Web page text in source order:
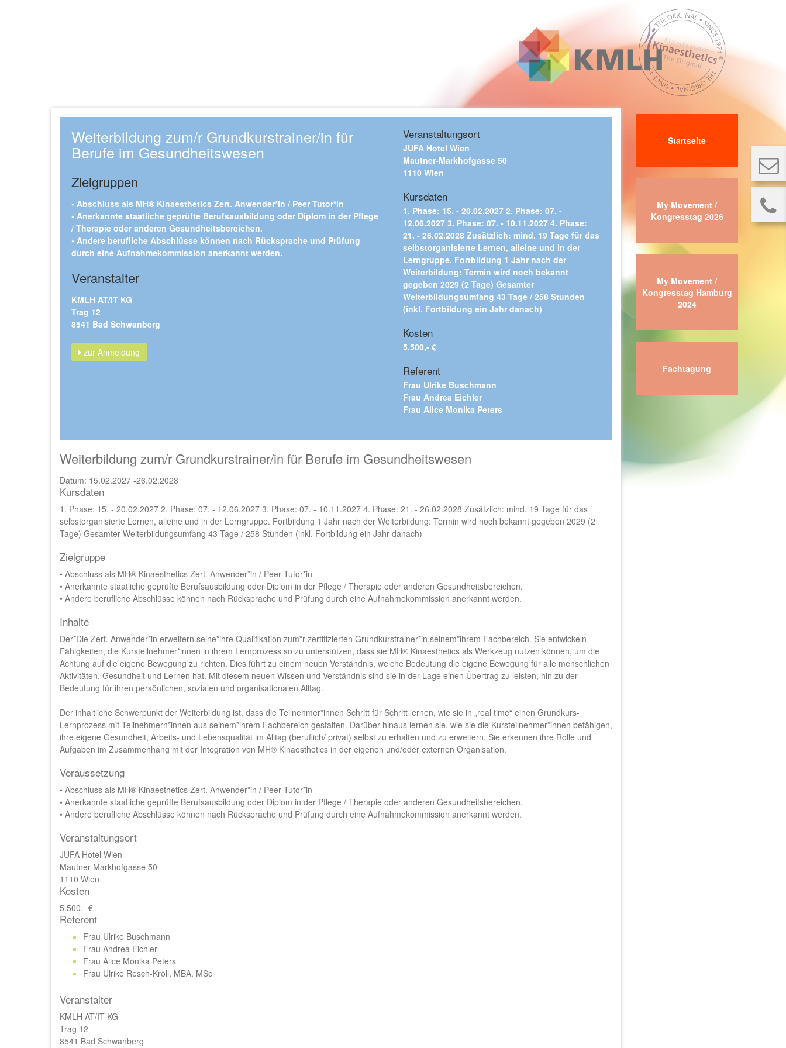
Weiterbildung zum/r Grundkurstrainer/in für
Berufe im Gesundheitswesen
Zielgruppen
• Abschluss als MH® Kinaesthetics Zert. Anwender*in / Peer Tutor*in
• Anerkannte staatliche geprüfte Berufsausbildung oder Diplom in der Pflege
/ Therapie oder anderen Gesundheitsbereichen.
• Andere berufliche Abschlüsse können nach Rücksprache und Prüfung
durch eine Aufnahmekommission anerkannt werden.
Veranstalter
KMLH AT/IT KG
Trag 12
8541 Bad Schwanberg
zur Anmeldung
Veranstaltungsort
JUFA Hotel Wien
Mautner-Markhofgasse 50
1110 Wien
Kursdaten
1. Phase: 15. - 20.02.2027 2. Phase: 07. -
12.06.2027 3. Phase: 07. - 10.11.2027 4. Phase:
21. - 26.02.2028 Zusätzlich: mind. 19 Tage für das
selbstorganisierte Lernen, alleine und in der
Lerngruppe. Fortbildung 1 Jahr nach der
Weiterbildung: Termin wird noch bekannt
gegeben 2029 (2 Tage) Gesamter
Weiterbildungsumfang 43 Tage / 258 Stunden
(inkl. Fortbildung ein Jahr danach)
Kosten
5.500,- €
Referent
Frau Ulrike Buschmann
Frau Andrea Eichler
Frau Alice Monika Peters
Weiterbildung zum/r Grundkurstrainer/in für Berufe im Gesundheitswesen
Datum: 15.02.2027 -26.02.2028
Kursdaten
1. Phase: 15. - 20.02.2027 2. Phase: 07. - 12.06.2027 3. Phase: 07. - 10.11.2027 4. Phase: 21. - 26.02.2028 Zusätzlich: mind. 19 Tage für das
selbstorganisierte Lernen, alleine und in der Lerngruppe. Fortbildung 1 Jahr nach der Weiterbildung: Termin wird noch bekannt gegeben 2029 (2
Tage) Gesamter Weiterbildungsumfang 43 Tage / 258 Stunden (inkl. Fortbildung ein Jahr danach)
Zielgruppe
• Abschluss als MH® Kinaesthetics Zert. Anwender*in / Peer Tutor*in
• Anerkannte staatliche geprüfte Berufsausbildung oder Diplom in der Pflege / Therapie oder anderen Gesundheitsbereichen.
• Andere berufliche Abschlüsse können nach Rücksprache und Prüfung durch eine Aufnahmekommission anerkannt werden.
Inhalte
Der*Die Zert. Anwender*in erweitern seine*ihre Qualifikation zum*r zertifizierten Grundkurstrainer*in seinem*ihrem Fachbereich. Sie entwickeln
Fähigkeiten, die Kursteilnehmer*innen in ihrem Lernprozess so zu unterstützen, dass sie MH® Kinaesthetics als Werkzeug nutzen können, um die
Achtung auf die eigene Bewegung zu richten. Dies führt zu einem neuen Verständnis, welche Bedeutung die eigene Bewegung für alle menschlichen
Aktivitäten, Gesundheit und Lernen hat. Mit diesem neuen Wissen und Verständnis sind sie in der Lage einen Übertrag zu leisten, hin zu der
Bedeutung für ihren persönlichen, sozialen und organisationalen Alltag.
Der inhaltliche Schwerpunkt der Weiterbildung ist, dass die Teilnehmer*innen Schritt für Schritt lernen, wie sie in „real time“ einen Grundkurs-
Lernprozess mit Teilnehmern*innen aus seinem*ihrem Fachbereich gestalten. Darüber hinaus lernen sie, wie sie die Kursteilnehmer*innen befähigen,
ihre eigene Gesundheit, Arbeits- und Lebensqualität im Alltag (beruflich/ privat) selbst zu erhalten und zu erweitern. Sie erkennen ihre Rolle und
Aufgaben im Zusammenhang mit der Integration von MH® Kinaesthetics in der eigenen und/oder externen Organisation.
Voraussetzung
• Abschluss als MH® Kinaesthetics Zert. Anwender*in / Peer Tutor*in
• Anerkannte staatliche geprüfte Berufsausbildung oder Diplom in der Pflege / Therapie oder anderen Gesundheitsbereichen.
• Andere berufliche Abschlüsse können nach Rücksprache und Prüfung durch eine Aufnahmekommission anerkannt werden.
Veranstaltungsort
JUFA Hotel Wien
Mautner-Markhofgasse 50
1110 Wien
Kosten
5.500,- €
Referent
Frau Ulrike Buschmann
Frau Andrea Eichler
Frau Alice Monika Peters
Frau Ulrike Resch-Kröll, MBA, MSc
Veranstalter
KMLH AT/IT KG
Trag 12
8541 Bad Schwanberg
Startseite
My Movement /
Kongresstag 2026
My Movement /
Kongresstag Hamburg
2024
Fachtagung